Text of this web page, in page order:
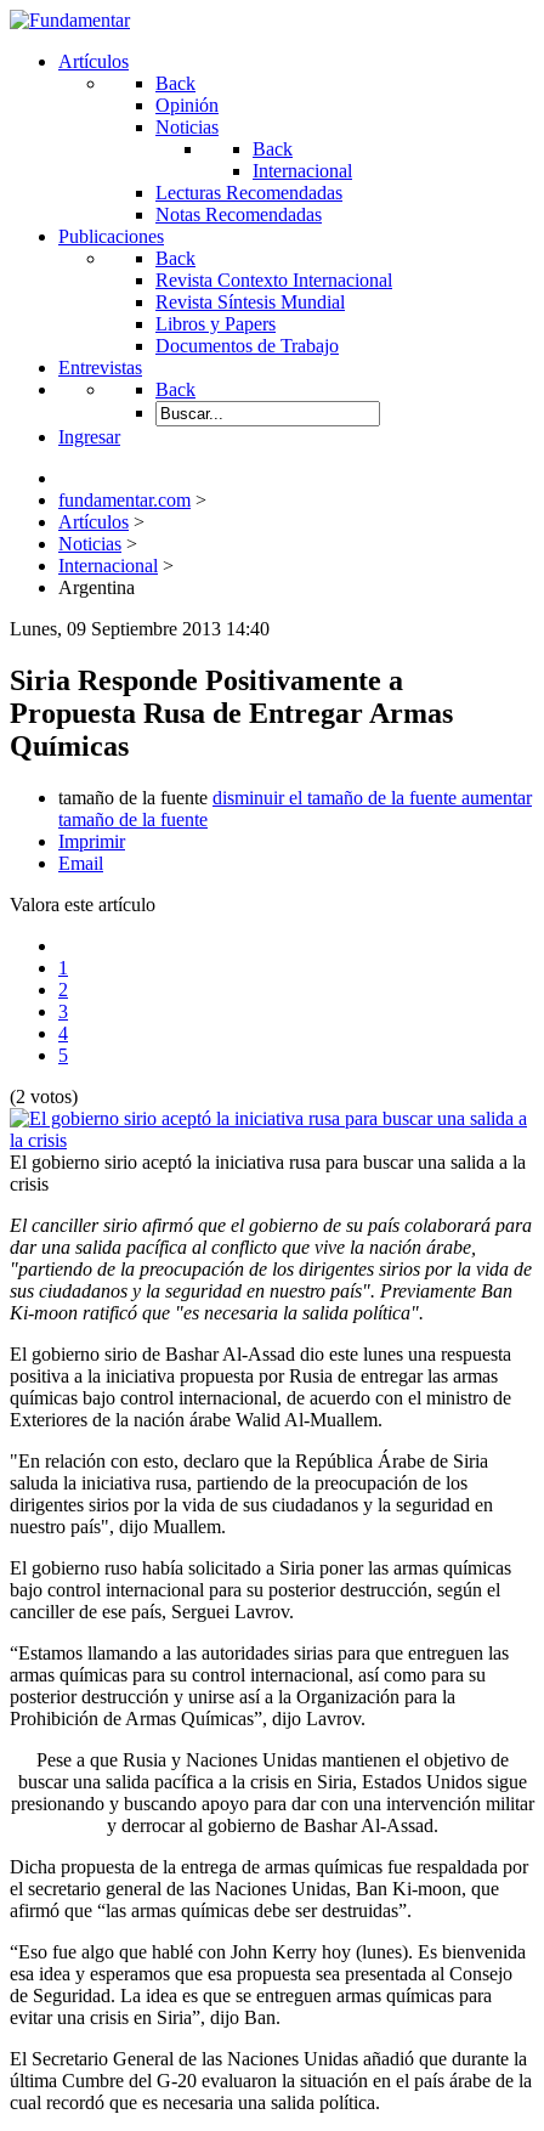
Artículos
Back
Opinión
Noticias
Back
Internacional
Lecturas Recomendadas
Notas Recomendadas
Publicaciones
Back
Revista Contexto Internacional
Revista Síntesis Mundial
Libros y Papers
Documentos de Trabajo
Entrevistas
Back
Ingresar
fundamentar.com >
Artículos >
Noticias >
Internacional >
Argentina
Lunes, 09 Septiembre 2013 14:40
Siria Responde Positivamente a
Propuesta Rusa de Entregar Armas
Químicas
tamaño de la fuente disminuir el tamaño de la fuente aumentar
tamaño de la fuente
Imprimir
Email
Valora este artículo
1
2
3
4
5
(2 votos)
El gobierno sirio aceptó la iniciativa rusa para buscar una salida a la
crisis
El canciller sirio afirmó que el gobierno de su país colaborará para
dar una salida pacífica al conflicto que vive la nación árabe,
"partiendo de la preocupación de los dirigentes sirios por la vida de
sus ciudadanos y la seguridad en nuestro país". Previamente Ban
Ki-moon ratificó que "es necesaria la salida política".
El gobierno sirio de Bashar Al-Assad dio este lunes una respuesta
positiva a la iniciativa propuesta por Rusia de entregar las armas
químicas bajo control internacional, de acuerdo con el ministro de
Exteriores de la nación árabe Walid Al-Muallem.
"En relación con esto, declaro que la República Árabe de Siria
saluda la iniciativa rusa, partiendo de la preocupación de los
dirigentes sirios por la vida de sus ciudadanos y la seguridad en
nuestro país", dijo Muallem.
El gobierno ruso había solicitado a Siria poner las armas químicas
bajo control internacional para su posterior destrucción, según el
canciller de ese país, Serguei Lavrov.
“Estamos llamando a las autoridades sirias para que entreguen las
armas químicas para su control internacional, así como para su
posterior destrucción y unirse así a la Organización para la
Prohibición de Armas Químicas”, dijo Lavrov.
Pese a que Rusia y Naciones Unidas mantienen el objetivo de
buscar una salida pacífica a la crisis en Siria, Estados Unidos sigue
presionando y buscando apoyo para dar con una intervención militar
y derrocar al gobierno de Bashar Al-Assad.
Dicha propuesta de la entrega de armas químicas fue respaldada por
el secretario general de las Naciones Unidas, Ban Ki-moon, que
afirmó que “las armas químicas debe ser destruidas”.
“Eso fue algo que hablé con John Kerry hoy (lunes). Es bienvenida
esa idea y esperamos que esa propuesta sea presentada al Consejo
de Seguridad. La idea es que se entreguen armas químicas para
evitar una crisis en Siria”, dijo Ban.
El Secretario General de las Naciones Unidas añadió que durante la
última Cumbre del G-20 evaluaron la situación en el país árabe de la
cual recordó que es necesaria una salida política.